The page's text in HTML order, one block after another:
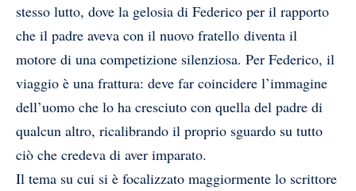
stesso lutto, dove la gelosia di Federico per il rapporto
che il padre aveva con il nuovo fratello diventa il
motore di una competizione silenziosa. Per Federico, il
viaggio è una frattura: deve far coincidere l’immagine
dell’uomo che lo ha cresciuto con quella del padre di
qualcun altro, ricalibrando il proprio sguardo su tutto
ciò che credeva di aver imparato.
Il tema su cui si è focalizzato maggiormente lo scrittore